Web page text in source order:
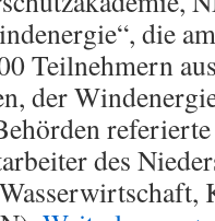
die
Teilnehmern
der
des